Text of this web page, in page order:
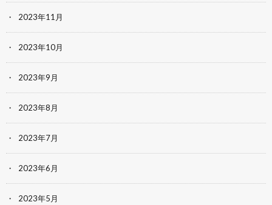
2023年11月
2023年10月
2023年9月
2023年8月
2023年7月
2023年6月
2023年5月